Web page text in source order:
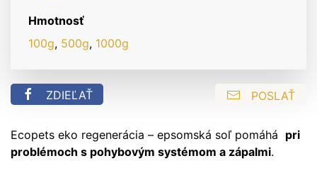
Hmotnosť
100g, 500g, 1000g
ZDIEĽAŤ POSLAŤ
Ecopets eko regenerácia – epsomská soľ pomáhá pri
problémoch s pohybovým systémom a zápalmi.